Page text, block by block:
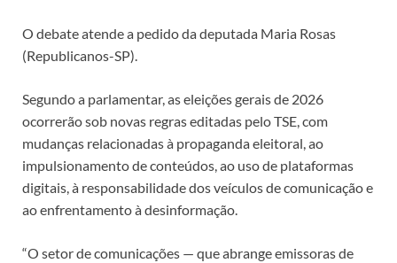
O debate atende a pedido da deputada Maria Rosas
(Republicanos-SP).
Segundo a parlamentar, as eleições gerais de 2026
ocorrerão sob novas regras editadas pelo TSE, com
mudanças relacionadas à propaganda eleitoral, ao
impulsionamento de conteúdos, ao uso de plataformas
digitais, à responsabilidade dos veículos de comunicação e
ao enfrentamento à desinformação.
“O setor de comunicações — que abrange emissoras de